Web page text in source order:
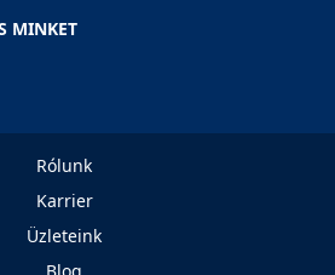
MINKET
Rólunk
Karrier
Üzleteink